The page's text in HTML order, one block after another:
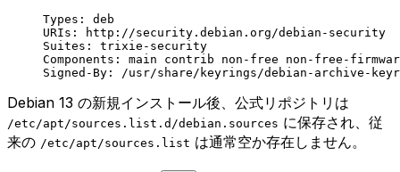
Types: deb
URIs: http://security.debian.org/debian-security
Suites: trixie-security
Components: main contrib non-free non-free-
Signed-By: /usr/share/keyrings/debian-archive-
Debian 13 の新規インストール後、公式リポジトリは
/etc/apt/sources.list.d/debian.sources に保存され、従
来の /etc/apt/sources.list は通常空か存在しません。